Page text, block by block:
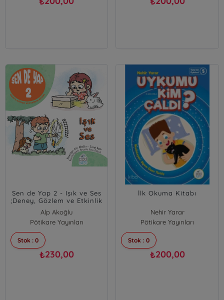
Sen de Yap 2 - Işık ve Ses
;Deney, Gözlem ve Etkinlik
Kitabı
Alp Akoğlu
Zuhal Özer
Pötikare Yayınları
Stok : 0
₺230,00
İlk Okuma Kitabı
Nehir Yarar
Pötikare Yayınları
Stok : 0
₺200,00